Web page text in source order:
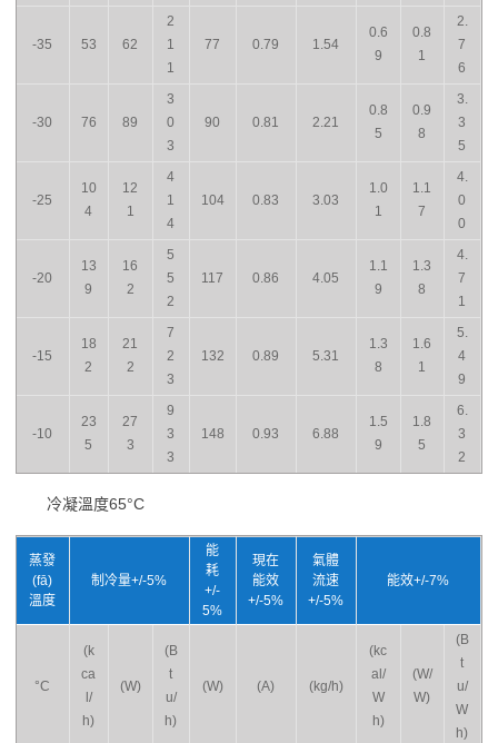
-35 53 62
2
1
1
77 0.79 1.54
0.6
9
0.8
1
2.
7
6
-30 76 89
3
0
3
90 0.81 2.21
0.8
5
0.9
8
3.
3
5
-25
10
4
12
1
4
1
4
104 0.83 3.03
1.0
1
1.1
7
4.
0
0
-20
13
9
16
2
5
5
2
117 0.86 4.05
1.1
9
1.3
8
4.
7
1
-15
18
2
21
2
7
2
3
132 0.89 5.31
1.3
8
1.6
1
5.
4
9
-10
23
5
27
3
9
3
3
148 0.93 6.88
1.5
9
1.8
5
6.
3
2
冷凝溫度65°C
蒸發
(fā)
溫度
制冷量+/-5%
能
耗
+/-
5%
現在
能效
+/-5%
氣體
流速
+/-5%
能效+/-7%
°C
(k
ca
l/
h)
(W)
(B
t
u/
h)
(W) (A) (kg/h)
(kc
al/
W
h)
(W/
W)
(B
t
u/
W
h)